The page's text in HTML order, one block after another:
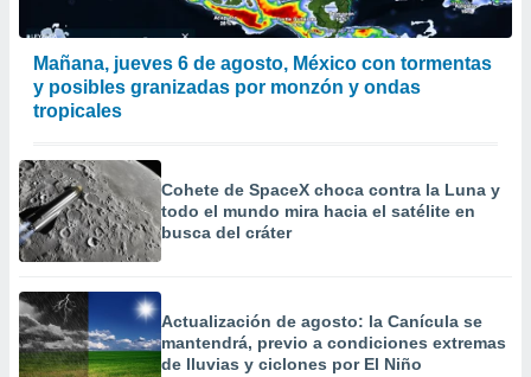
Mañana, jueves 6 de agosto, México con tormentas
y posibles granizadas por monzón y ondas
tropicales
Cohete de SpaceX choca contra la Luna y
todo el mundo mira hacia el satélite en
busca del cráter
Actualización de agosto: la Canícula se
mantendrá, previo a condiciones extremas
de lluvias y ciclones por El Niño